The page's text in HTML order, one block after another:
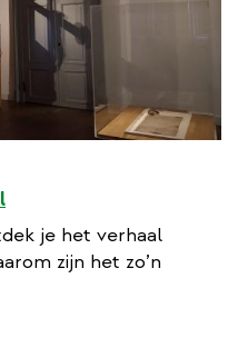
je het verhaal
zijn het zo’n